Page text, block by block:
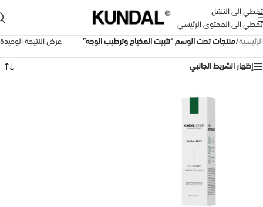
تخطي إلى التنقل
تخطي إلى المحتوى الرئيسي
الرئيسية/منتجات تحت الوسم “تثبيت المكياج وترطيب الوجه” عرض النتيجة الوحيدة
إظهار الشريط الجانبي